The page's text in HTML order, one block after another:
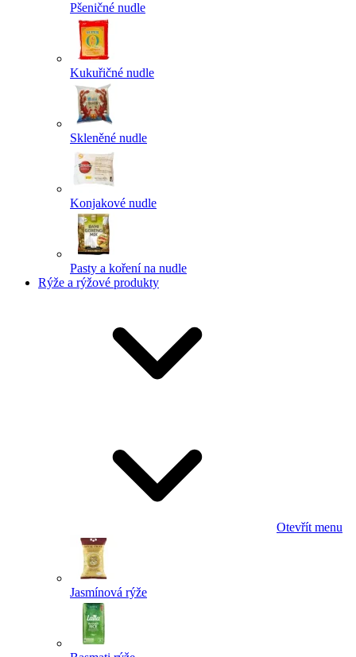
Pšeničné nudle
Kukuřičné nudle
Skleněné nudle
Konjakové nudle
Pasty a koření na nudle
Rýže a rýžové produkty
Otevřít menu
Jasmínová rýže